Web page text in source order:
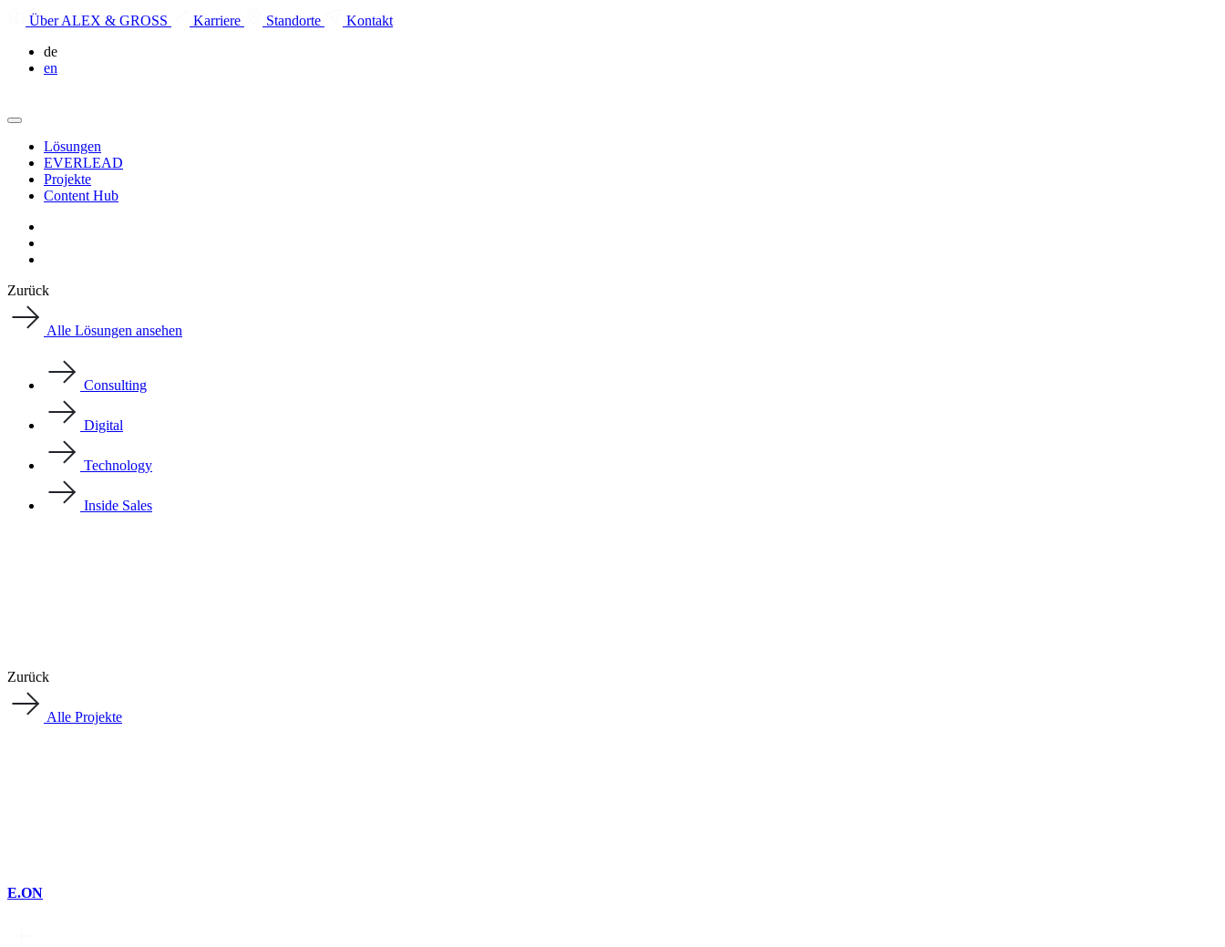
Über ALEX & GROSS Karriere Standorte
Kontakt
de
en
Lösungen
EVERLEAD
Projekte
Content Hub
Zurück
Alle Lösungen ansehen
Consulting
Digital
Technology
Inside Sales
Zurück
Alle Projekte
E.ON